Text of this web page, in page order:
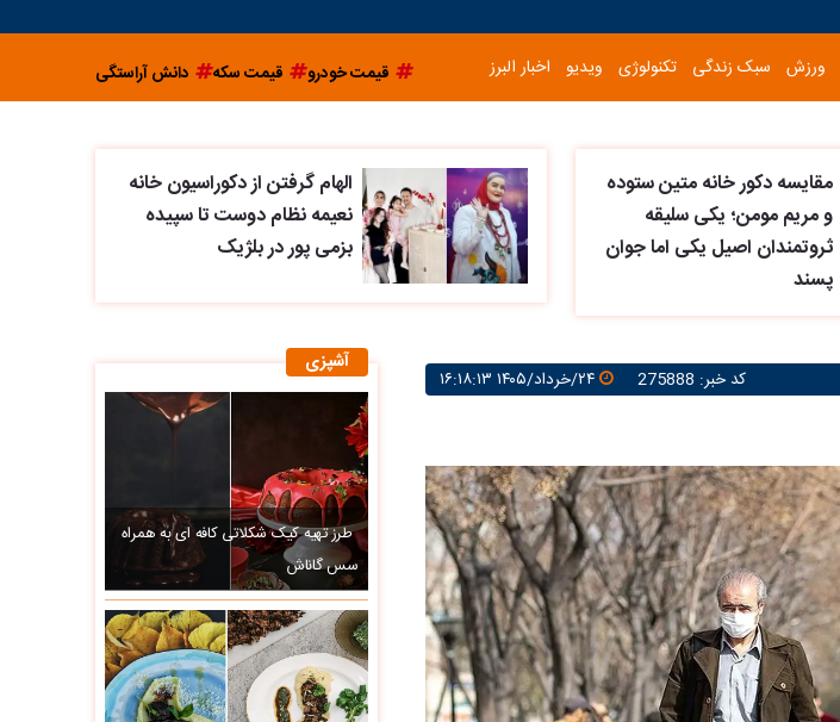
ورزش سبک زندگی تکنولوژی ویدیو اخبار البرز قیمت خودرو قیمت سکه دانش آراستگی
مقایسه دکور خانه متین ستوده
و مریم مومن؛ یکی سلیقه
ثروتمندان اصیل یکی اما جوان
پسند
الهام گرفتن از دکوراسیون خانه
نعیمه نظام دوست تا سپیده
بزمی پور در بلژیک
کد خبر: 275888 ۲۴/خرداد/۱۴۰۵ ۱۶:۱۸:۱۳
آشپزی
طرز تهیه کیک شکلاتی کافه ای به همراه
سس گاناش